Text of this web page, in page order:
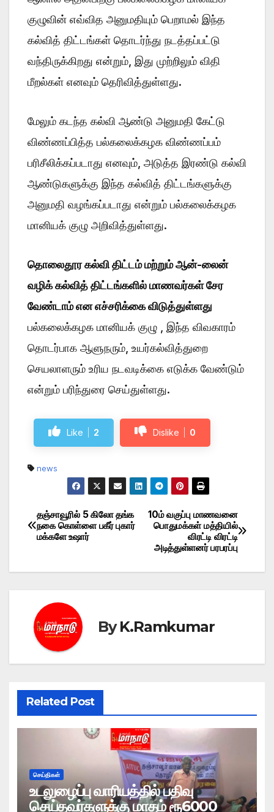
குழுவின் எவ்வித அனுமதியும் பெறாமல் இந்த
கல்வித் திட்டங்கள் தொடர்ந்து நடத்தப்பட்டு
வந்திருக்கிறது என்றும், இது முற்றிலும் விதி
மீறல்கள் எனவும் தெரிவித்துள்ளது.
மேலும் கடந்த கல்வி ஆண்டு அனுமதி கேட்டு
விண்ணப்பித்த பல்கலைக்கழக விண்ணப்பம்
பரிசீலிக்கப்படாது எனவும், அடுத்த இரண்டு கல்வி
ஆண்டுகளுக்கு இந்த கல்வித் திட்டங்களுக்கு
அனுமதி வழங்கப்படாது என்றும் பல்கலைக்கழக
மானியக் குழு அறிவித்துள்ளது.
தொலைதூர கல்வி திட்டம் மற்றும் ஆன்-லைன்
வழிக் கல்வித் திட்டங்களில் மாணவர்கள் சேர
வேண்டாம் என எச்சரிக்கை விடுத்துள்ளது
பல்கலைக்கழக மானியக் குழு , இந்த விவகாரம்
தொடர்பாக ஆளுநரும், உயர்கல்வித்துறை
செயலாளரும் உரிய நடவடிக்கை எடுக்க வேண்டும்
என்றும் பரிந்துரை செய்துள்ளது.
Like 2 Dislike 0
news
Post
navigation
10ம் வகுப்பு மாணவனை
பொதுமக்கள் மத்தியில்
விரட்டி விரட்டி
அடித்துள்ளனர் பரபரப்பு
தஞ்சாவூரில் 5 கிலோ தங்க
நகை கொள்ளை பகீர் புகார்
மக்களே உஷார்
ByK.Ramkumar
Related Post
செய்திகள்
உடலுழைப்பு வாரியத்தில் பதிவு
செய்தவர்களுக்கு மாதம் ரூ6000